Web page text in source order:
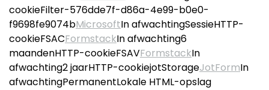
cookieFilter-576dde7f-d86a-4e99-b0e0-
f9698fe9074bMicrosoftIn afwachtingSessieHTTP-
cookieFSACFormstackIn afwachting6
maandenHTTP-cookieFSAVFormstackIn
afwachting2 jaarHTTP-cookiejotStorageJotFormIn
afwachtingPermanentLokale HTML-opslag